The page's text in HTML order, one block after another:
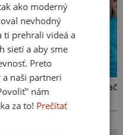
Bez potlače
ako moderný
nevhodný
ti prehrali videá a
sietí a aby sme
Preto
naši partneri
nám
za to! Prečítať